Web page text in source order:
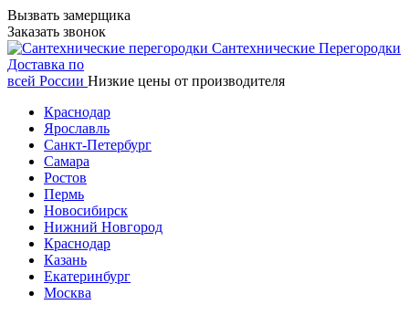
Вызвать замерщика
Заказать звонок
Сантехнические Перегородки
Доставка по
всей России Низкие цены от производителя
Краснодар
Ярославль
Санкт-Петербург
Самара
Ростов
Пермь
Новосибирск
Нижний Новгород
Краснодар
Казань
Екатеринбург
Москва